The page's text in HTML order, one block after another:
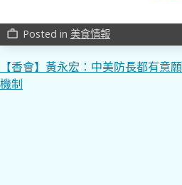
work_outline Posted in 美食情報
文
章
【香會】黃永宏：中美防長都有意
機制